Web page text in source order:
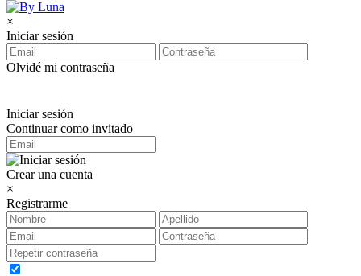
×
Iniciar sesión
Olvidé mi contraseña
Iniciar sesión
Continuar como invitado
Crear una cuenta
×
Registrarme